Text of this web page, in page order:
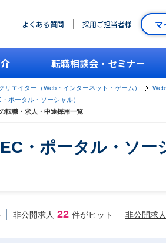
よくある質問 採用ご担当者様 マ
転職相談会・セミナー
リエイター（Web・インターネット・ゲーム）
ポータル・ソーシャル）
転職・求人・中途採用一覧
・ポータル・ソー
非公開求人 22 件がヒット 非公開求